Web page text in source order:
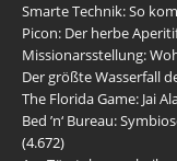
Smarte Technik: So
Picon: Der herbe
Missionarsstellung:
Der größte Wasserfall
The Florida Game: Jai
Bed ’n‘ Bureau:
(4.672)